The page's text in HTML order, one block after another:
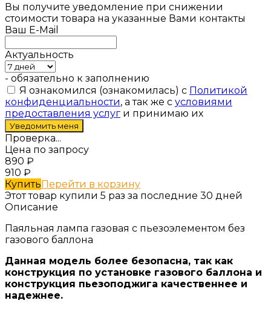
Вы получите уведомление при снижении
стоимости товара на указанные Вами контакты
Ваш E-Mail
Актуальность
- обязательно к заполнению
Я ознакомился (ознакомилась) с Политикой
конфиденциальности, а так же с условиями
предоставления услуг и принимаю их
Проверка...
Цена по запросу
890 ₽
910 ₽
КупитьПерейти в корзину
Этот товар купили 5 раз за последние 30 дней
Описание
Паяльная лампа газовая с пьезоэлементом без
газового баллона
Данная модель более безопасна, так как
конструкция по установке газового баллона и
конструкция пьезоподжига качественнее и
надежнее.